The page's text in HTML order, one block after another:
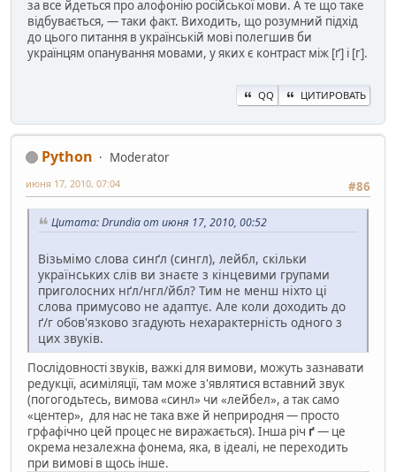
за все йдеться про алофонію російської мови. А те що таке
відбувається, — таки факт. Виходить, що розумний підхід
до цього питання в українській мові полегшив би
українцям опанування мовами, у яких є контраст між [ґ] і [г].
QQ ЦИТИРОВАТЬ
Python
Moderator
#86
июня 17, 2010, 07:04
Цитата: Drundia от июня 17, 2010, 00:52
Візьмімо слова синґл (сингл), лейбл, скільки
українських слів ви знаєте з кінцевими групами
приголосних нґл/нгл/йбл? Тим не менш ніхто ці
слова примусово не адаптує. Але коли доходить до
ґ/г обов'язково згадують нехарактерність одного з
цих звуків.
Послідовності звуків, важкі для вимови, можуть зазнавати
редукції, асиміляції, там може з'являтися вставний звук
(погогодьтесь, вимова «синл» чи «лейбел», а так само
«центер», для нас не така вже й неприродня — просто
грфафічно цей процес не виражається). Інша річ ґ— це
окрема незалежна фонема, яка, в ідеалі, не переходить
при вимові в щось інше.